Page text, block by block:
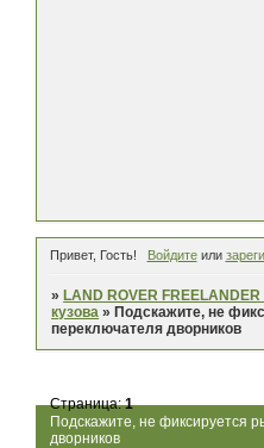
Привет, Гость! Войдитеили
» LAND ROVER FREELANDER
кузова » Подскажите, не
переключателя дворников
Подскажите, не фиксируется
дворников
Страница:1